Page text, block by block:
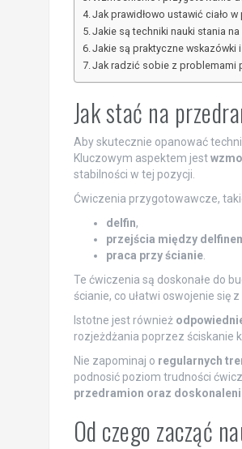
Jak prawidłowo ustawić ciało
Jakie są techniki nauki stania
Jakie są praktyczne wskazówki
Jak radzić sobie z problemami
Jak stać na
Aby skutecznie opanować
Kluczowym aspektem jest
stabilności w tej pozycji.
Ćwiczenia przygotowawcze,
delfin,
przejścia między
praca przy ścianie.
Te ćwiczenia są doskonałe do
ścianie, co ułatwi oswojenie się
Istotne jest również
rozjeżdżania poprzez ściskanie
Nie zapominaj o regularnych
podnosić poziom trudności
przedramion oraz
Od czego zacząć